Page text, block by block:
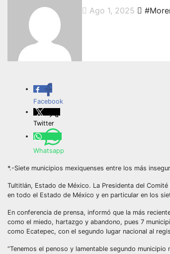
Ago 1, 2025
Facebook
Twitter
Whatsapp
*.-Siete municipios mexiquenses entre los más
Tultitlán, Estado de México. La Presidenta del
en todo el Estado de México y en particular en los
En conferencia de prensa, informó que la más
como el miedo, hartazgo y abandono, pues 7
como Ecatepec, con el segundo lugar nacional al
“Tenemos el penoso y lamentable segundo